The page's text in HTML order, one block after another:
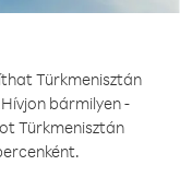
Türkmenisztán
Hívjon bármilyen -
Türkmenisztán